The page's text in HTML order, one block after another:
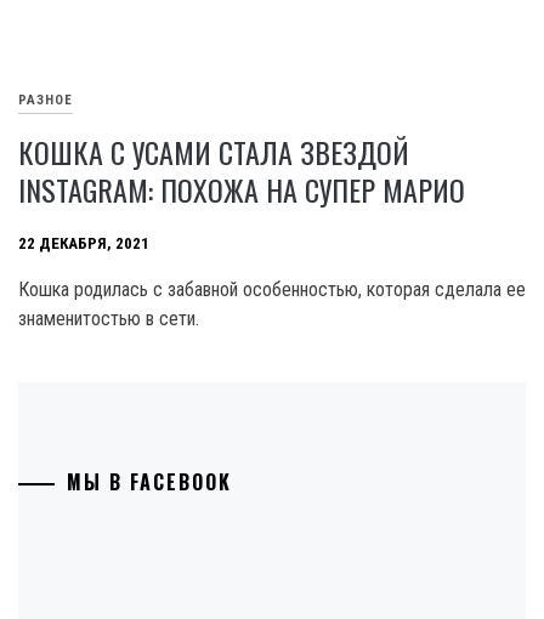
РАЗНОЕ
КОШКА С УСАМИ СТАЛА ЗВЕЗДОЙ
INSTAGRAM: ПОХОЖА НА СУПЕР МАРИО
22 ДЕКАБРЯ, 2021
Кошка родилась с забавной особенностью, которая сделала ее
знаменитостью в сети.
МЫ В FACEBOOK